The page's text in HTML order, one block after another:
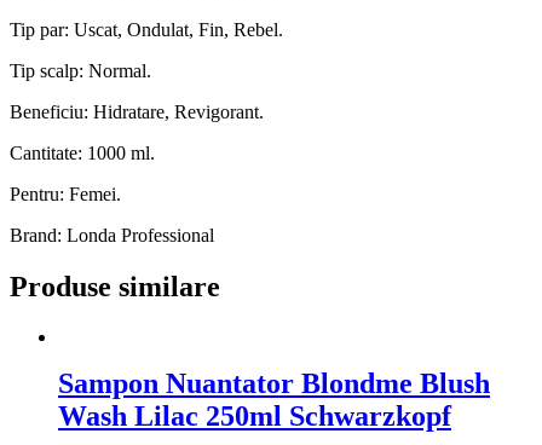
Tip par: Uscat, Ondulat, Fin, Rebel.
Tip scalp: Normal.
Beneficiu: Hidratare, Revigorant.
Cantitate: 1000 ml.
Pentru: Femei.
Brand: Londa Professional
Produse similare
Sampon Nuantator Blondme Blush
Wash Lilac 250ml Schwarzkopf